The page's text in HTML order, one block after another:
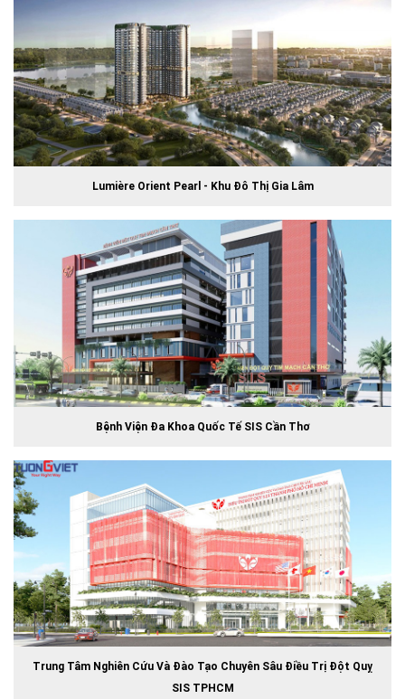
Lumière Orient Pearl - Khu Đô Thị Gia Lâm
Bệnh Viện Đa Khoa Quốc Tế SIS Cần Thơ
Trung Tâm Nghiên Cứu Và Đào Tạo Chuyên Sâu Điều Trị Đột Quỵ
SIS TPHCM